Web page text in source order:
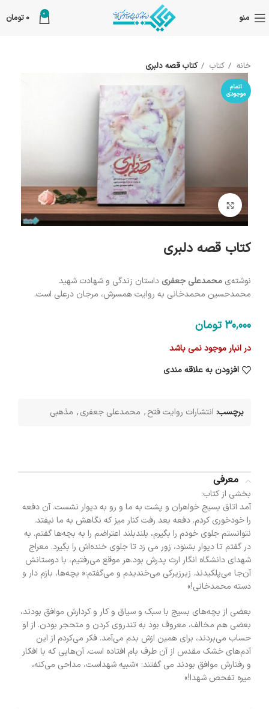
منو 0
0 تومان
خانه کتاب کتاب قصه دلبری
اتمام
موجودی
بزرگنمایی تصویر
کتاب قصه دلبری
نوشته‌ی محمدعلی جعفری داستان زندگی و شهادت شهید
محمدحسین محمدخانی به روایت همسرش، مرجان درعلی است.
30٬000 تومان
در انبار موجود نمی باشد
افزودن به علاقه مندی
برچسب: انتشارات روایت فتح, محمدعلی جعفری, مذهبی
معرفی
بخشی از کتاب:
آمد اتاق بسیج خواهران و پشت به ما و رو به دیوار نشست. آن دفعه
را خودخوری کردم. دفعه بعد رفت کنار میز که نگاهش به ما نیفتد.
نتوانستم جلوی خودم را بگیرم، بلندبلند اعتراضم را به بچه‌ها گفتم. به
در گفتم تا دیوار بشنود، زور می زد تا جلوی خنده‌اش را بگیرد. معراج
شهدای دانشگاه انگار ارث پدرش بود.هر موقع می‌رفتیم، با دوستانش
آن‌جا می‌پلکیدند. زیرزیرکی می‌خندیدم و می‌گفتم:« بچه‌ها، بازم دار و
دسته محمدخانی!»
بعضی از بچه‌های بسیج با سبک و سیاق و کار و کردارش موافق بودند،
بعضی هم مخالف، معروف بود به تندروی کردن و متحجر بودن. از او
حساب می‌بردند، برای همین ازش بدم می‌آمد. فکر می‌کردم از این
آدم‌های خشک مقدس از آن طرف بام افتاده است. آن‌هایی که با افکار
و رفتارش موافق بودند می گفتند: «شبیه شهداست، مداحی می‌کنه،
میره تفحص شهدا!»